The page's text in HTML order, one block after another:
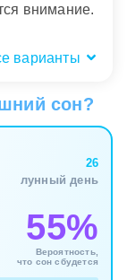
внимание.
варианты
стадию
еще
оттенок
от темы, но
только
сон?
26
лунный день
55%
Вероятность,
что сон сбудется